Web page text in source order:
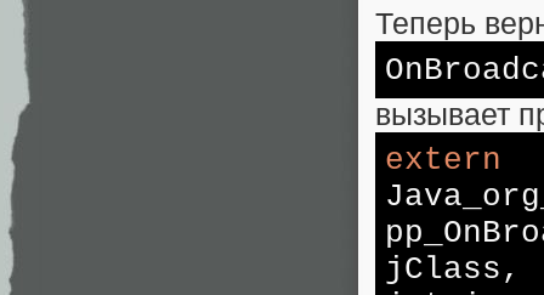
Теперь
вызывает
extern